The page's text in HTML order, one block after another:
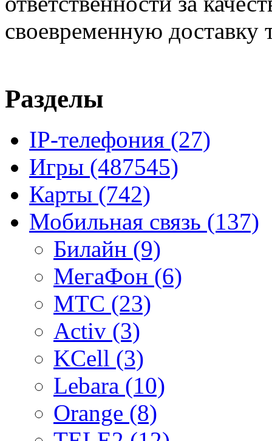
своевременную доставку
Разделы
IP-телефония (27)
Игры (487545)
Карты (742)
Мобильная связь (137)
Билайн (9)
МегаФон (6)
МТС (23)
Activ (3)
KCell (3)
Lebara (10)
Orange (8)